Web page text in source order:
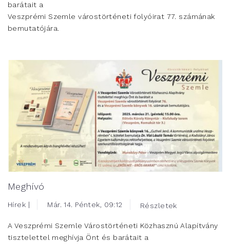
barátait a
Veszprémi Szemle várostörténeti folyóirat 77. számának
bemutatójára.
Meghívó
Hírek | Már. 14. Péntek, 09:12 Részletek
A Veszprémi Szemle Várostörténeti Közhasznú Alapítvány
tisztelettel meghívja Önt és barátait a